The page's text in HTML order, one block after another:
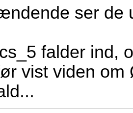
ser de
falder ind,
vist viden